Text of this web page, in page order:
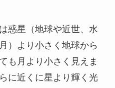
惑星（地球や近世、水
）より小さく地球から
も月より小さく見えま
に近くに星より輝く光